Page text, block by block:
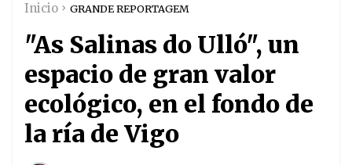
Inicio GRANDE REPORTAGEM
"As Salinas do Ulló", un
espacio de gran valor
ecológico, en el fondo de
la ría de Vigo